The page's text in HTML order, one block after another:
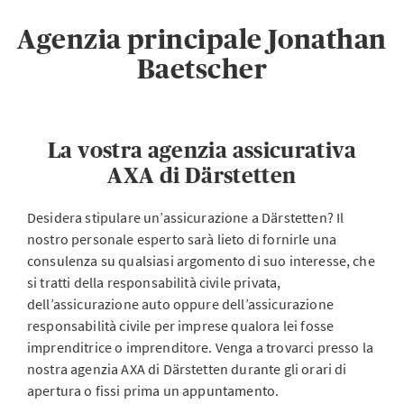
Agenzia principale Jonathan
Baetscher
La vostra agenzia assicurativa
AXA di Därstetten
Desidera stipulare un’assicurazione a Därstetten? Il
nostro personale esperto sarà lieto di fornirle una
consulenza su qualsiasi argomento di suo interesse, che
si tratti della responsabilità civile privata,
dell’assicurazione auto oppure dell’assicurazione
responsabilità civile per imprese qualora lei fosse
imprenditrice o imprenditore. Venga a trovarci presso la
nostra agenzia AXA di Därstetten durante gli orari di
apertura o fissi prima un appuntamento.